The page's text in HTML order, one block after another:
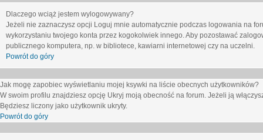
Dlaczego wciąż jestem wylogowywany?
Jeżeli nie zaznaczysz opcji Loguj mnie automatycznie podczas logowania na
wykorzystaniu twojego konta przez kogokolwiek innego. Aby pozostawać
publicznego komputera, np. w bibliotece, kawiarni internetowej czy na uczelni.
Powrót do góry
Jak mogę zapobiec wyświetlaniu mojej ksywki na liście obecnych użytkowników?
W swoim profilu znajdziesz opcję Ukryj moją obecność na forum. Jeżeli ją
Będziesz liczony jako użytkownik ukryty.
Powrót do góry